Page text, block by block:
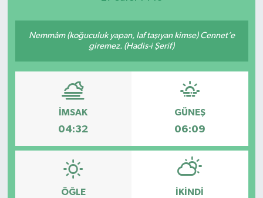
Nemmâm (koğuculuk yapan, laf taşıyan kimse) Cennet’e
giremez. (Hadis-i Şerif)
İMSAK
04:32
GÜNEŞ
06:09
ÖĞLE İKINDI